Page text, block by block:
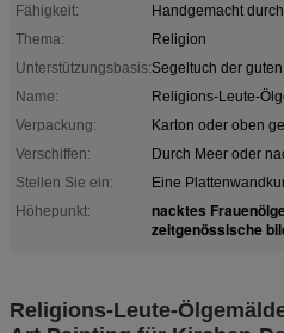
Fähigkeit:
Handgemacht
Thema:
Religion
Unterstützungsbasis:Segeltuch der
Name:
Religions-Leute-
Verpackung:
Karton oder oben
Verschiffen:
Durch Meer oder
Stellen Sie ein:
Eine
Höhepunkt:
nacktes
zeitgenössische
Religions-Leute-